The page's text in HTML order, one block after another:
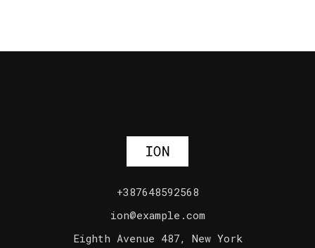
+387648592568
ion@example.com
Eighth Avenue 487, New York